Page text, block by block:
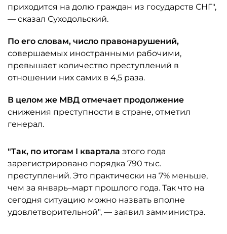
приходится на долю граждан из государств СНГ",
— сказал Суходольский.
По его словам, число правонарушений,
совершаемых иностранными рабочими,
превышает количество преступлений в
отношении них самих в 4,5 раза.
В целом же МВД отмечает продолжение
снижения преступности в стране, отметил
генерал.
"Так, по итогам I квартала этого года
зарегистрировано порядка 790 тыс.
преступлений. Это практически на 7% меньше,
чем за январь–март прошлого года. Так что на
сегодня ситуацию можно назвать вполне
удовлетворительной", — заявил замминистра.